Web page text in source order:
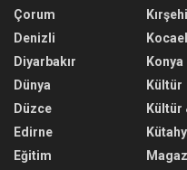
Çorum
Denizli
Diyarbakır
Dünya
Düzce
Edirne
Eğitim
Konya
Kültür
Kültür